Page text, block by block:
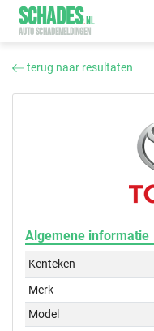
SCHADES.NL
AUTO SCHADEMELDINGEN
terug naar resultaten
Algemene informatie
Kenteken
Merk
Model